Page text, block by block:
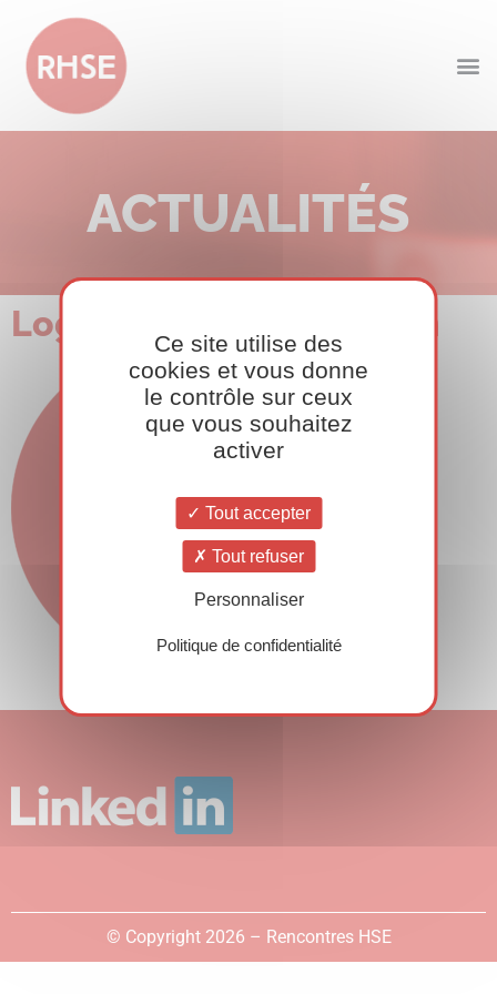
ACTUALITÉS
Logo RHSE-7ème édition
© Copyright 2026 – Rencontres HSE
Ce site utilise des
cookies et vous donne
le contrôle sur ceux
que vous souhaitez
activer
Tout accepter
Tout refuser
Personnaliser
Politique de confidentialité